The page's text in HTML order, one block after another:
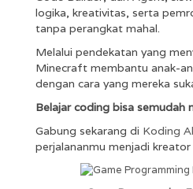
logika, kreativitas, serta
tanpa perangkat mahal.
Melalui pendekatan yang
Minecraft membantu anak-
dengan cara yang mereka
Belajar coding bisa semudah
Gabung sekarang di Koding
perjalananmu menjadi